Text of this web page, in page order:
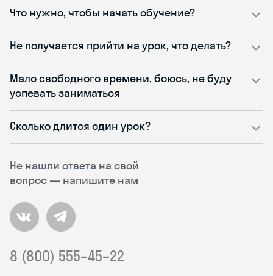
Не нашли ответа на свой
вопрос — напишите нам
8 (800) 555–45–22
Что нужно, чтобы начать обучение?
Не получается прийти на урок, что делать?
Мало свободного времени, боюсь, не буду
успевать заниматься
Сколько длится один урок?